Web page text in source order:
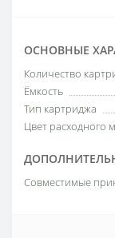
ОСНОВНЫЕ
Количество
Ёмкость
Тип картриджа
Цвет расходного
Совместимые